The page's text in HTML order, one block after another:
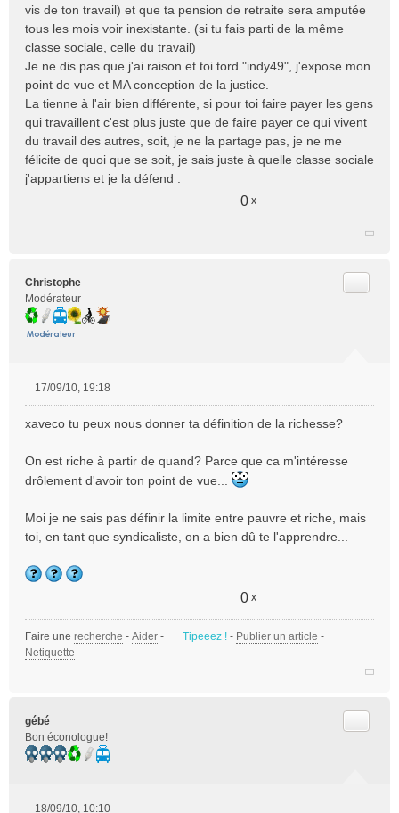
vis de ton travail) et que ta pension de retraite sera amputée
tous les mois voir inexistante. (si tu fais parti de la même
classe sociale, celle du travail)
Je ne dis pas que j'ai raison et toi tord "indy49", j'expose mon
point de vue et MA conception de la justice.
La tienne à l'air bien différente, si pour toi faire payer les gens
qui travaillent c'est plus juste que de faire payer ce qui vivent
du travail des autres, soit, je ne la partage pas, je ne me
félicite de quoi que se soit, je sais juste à quelle classe sociale
j'appartiens et je la défend .
0 x
Christophe
Modérateur
s
a
g
n
u
17/09/10, 19:18
xaveco tu peux nous donner ta définition de la richesse?
On est riche à partir de quand? Parce que ca m'intéresse
drôlement d'avoir ton point de vue...
Moi je ne sais pas définir la limite entre pauvre et riche, mais
toi, en tant que syndicaliste, on a bien dû te l'apprendre...
0 x
Faire une recherche - Aider - Tipeeez ! - Publier un article -
Netiquette
gébé
Bon éconologue!
18/09/10, 10:10